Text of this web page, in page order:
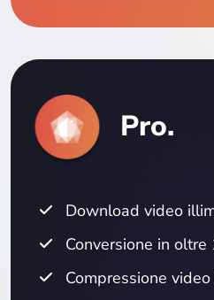
Pro.
Download video
Conversione in
Compressione